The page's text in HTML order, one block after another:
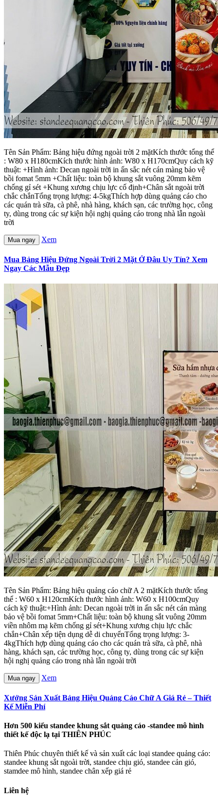
Tên Sản Phẩm: Bảng hiệu đứng ngoài trời 2 mặtKích thước tổng thể
: W80 x H180cmKích thước hình ảnh: W80 x H170cmQuy cách kỹ
thuật: +Hình ảnh: Decan ngoài trời in ấn sắc nét cán màng bảo vệ
bồi fomat 5mm +Chất liệu: toàn bộ khung sắt vuông 20mm kẽm
chống gỉ sét +Khung xương chịu lực cố định+Chân sắt ngoài trời
chắc chắnTổng trọng lượng: 4-5kgThích hợp dùng quảng cáo cho
các quán trà sữa, cà phê, nhà hàng, khách sạn, các trường học, công
ty, dùng trong các sự kiện hội nghị quảng cáo trong nhà lẫn ngoài
trời
Mua ngay Xem
Mua Bảng Hiệu Đứng Ngoài Trời 2 Mặt Ở Đâu Uy Tín? Xem
Ngay Các Mẫu Đẹp
Tên Sản Phẩm: Bảng hiệu quảng cáo chữ A 2 mặtKích thước tổng
thể : W60 x H120cmKích thước hình ảnh: W60 x H100cmQuy
cách kỹ thuật:+Hình ảnh: Decan ngoài trời in ấn sắc nét cán màng
bảo vệ bồi fomat 5mm+Chất liệu: toàn bộ khung sắt vuông 20mm
viền nhôm mạ kẽm chống gỉ sét+Khung xương chịu lực chắc
chắn+Chân xếp tiện dụng dễ di chuyểnTổng trọng lượng: 3-
4kgThích hợp dùng quảng cáo cho các quán trà sữa, cà phê, nhà
hàng, khách sạn, các trường học, công ty, dùng trong các sự kiện
hội nghị quảng cáo trong nhà lẫn ngoài trời
Mua ngay Xem
Xưởng Sản Xuất Bảng Hiệu Quảng Cáo Chữ A Giá Rẻ – Thiết
Kế Miễn Phí
Hơn 500 kiểu standee khung sắt quảng cáo -standee mô hình
thiết kế độc lạ tại THIÊN PHÚC
Thiên Phúc chuyên thiết kế và sản xuất các loại standee quảng cáo:
standee khung sắt ngoài trời, standee chịu gió, standee cản gió,
stamdee mô hình, standee chân xếp giá rẻ
Liên hệ